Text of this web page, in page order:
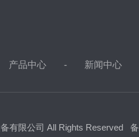
产品中心 新闻中心
有限公司 All Rights Reserved